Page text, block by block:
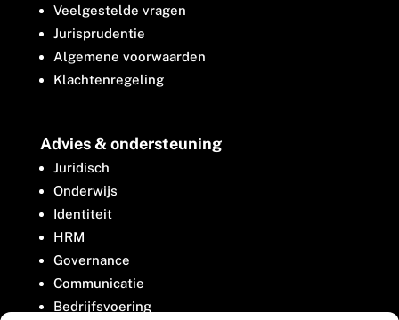
Veelgestelde vragen
Jurisprudentie
Algemene voorwaarden
Klachtenregeling
Advies & ondersteuning
Juridisch
Onderwijs
Identiteit
HRM
Governance
Communicatie
Bedrijfsvoering